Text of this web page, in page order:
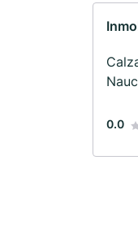
0.0